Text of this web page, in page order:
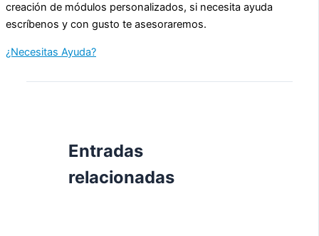
creación de módulos personalizados, si necesita ayuda
escríbenos y con gusto te asesoraremos.
¿Necesitas Ayuda?
Entradas
relacionadas